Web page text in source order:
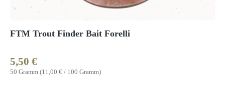
FTM Trout Finder Bait Forelli
50 Gramm (11,00 € / 100 Gramm)
Regulärer Preis:
5,50 €